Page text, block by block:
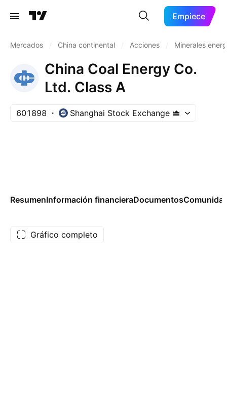
Empiece
Mercados China continental Acciones Minerales
China Coal Energy Co.
Ltd. Class A
601898 Shanghai Stock Exchange
ResumenInformación financieraDocumentos
Gráfico completo